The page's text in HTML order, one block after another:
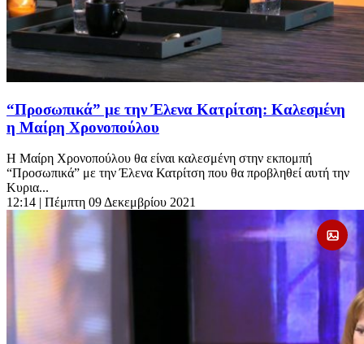
“Προσωπικά” με την Έλενα Κατρίτση: Καλεσμένη
η Μαίρη Χρονοπούλου
Η Μαίρη Χρονοπούλου θα είναι καλεσμένη στην εκπομπή
“Προσωπικά” με την Έλενα Κατρίτση που θα προβληθεί αυτή την
Κυρια...
12:14 | Πέμπτη 09 Δεκεμβρίου 2021